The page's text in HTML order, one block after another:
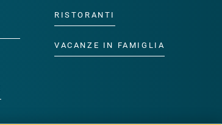
RISTORANTI
VACANZE IN FAMIGLIA